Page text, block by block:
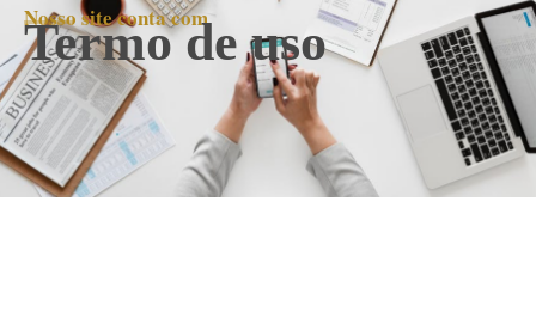
Nosso site conta com
Termo de uso